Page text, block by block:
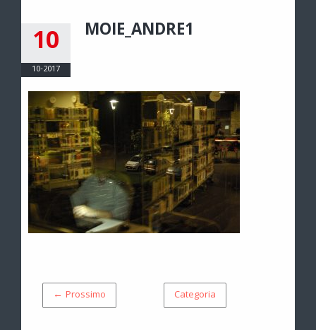
10
10-2017
MOIE_ANDRE1
← Prossimo Categoria